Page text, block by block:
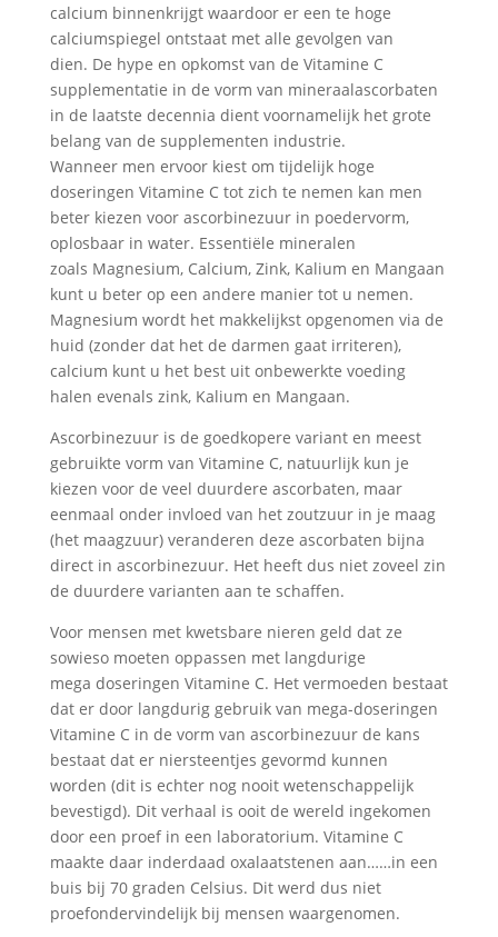
calcium binnenkrijgt waardoor er een te hoge
calciumspiegel ontstaat met alle gevolgen van
dien. De hype en opkomst van de Vitamine C
supplementatie in de vorm van mineraalascorbaten
in de laatste decennia dient voornamelijk het grote
belang van de supplementen industrie.
Wanneer men ervoor kiest om tijdelijk hoge
doseringen Vitamine C tot zich te nemen kan men
beter kiezen voor ascorbinezuur in poedervorm,
oplosbaar in water. Essentiële mineralen
zoals Magnesium, Calcium, Zink, Kalium en Mangaan
kunt u beter op een andere manier tot u nemen.
Magnesium wordt het makkelijkst opgenomen via de
huid (zonder dat het de darmen gaat irriteren),
calcium kunt u het best uit onbewerkte voeding
halen evenals zink, Kalium en Mangaan.
Ascorbinezuur is de goedkopere variant en meest
gebruikte vorm van Vitamine C, natuurlijk kun je
kiezen voor de veel duurdere ascorbaten, maar
eenmaal onder invloed van het zoutzuur in je maag
(het maagzuur) veranderen deze ascorbaten bijna
direct in ascorbinezuur. Het heeft dus niet zoveel zin
de duurdere varianten aan te schaffen.
Voor mensen met kwetsbare nieren geld dat ze
sowieso moeten oppassen met langdurige
mega doseringen Vitamine C. Het vermoeden bestaat
dat er door langdurig gebruik van mega-doseringen
Vitamine C in de vorm van ascorbinezuur de kans
bestaat dat er niersteentjes gevormd kunnen
worden (dit is echter nog nooit wetenschappelijk
bevestigd). Dit verhaal is ooit de wereld ingekomen
door een proef in een laboratorium. Vitamine C
maakte daar inderdaad oxalaatstenen aan……in een
buis bij 70 graden Celsius. Dit werd dus niet
proefondervindelijk bij mensen waargenomen.